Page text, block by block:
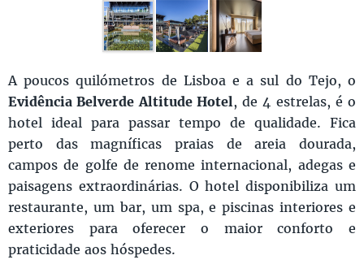
A poucos quilómetros de Lisboa e a sul do Tejo, o
Evidência Belverde Altitude Hotel, de 4 estrelas, é o
hotel ideal para passar tempo de qualidade. Fica
perto das magníficas praias de areia dourada,
campos de golfe de renome internacional, adegas e
paisagens extraordinárias. O hotel disponibiliza um
restaurante, um bar, um spa, e piscinas interiores e
exteriores para oferecer o maior conforto e
praticidade aos hóspedes.